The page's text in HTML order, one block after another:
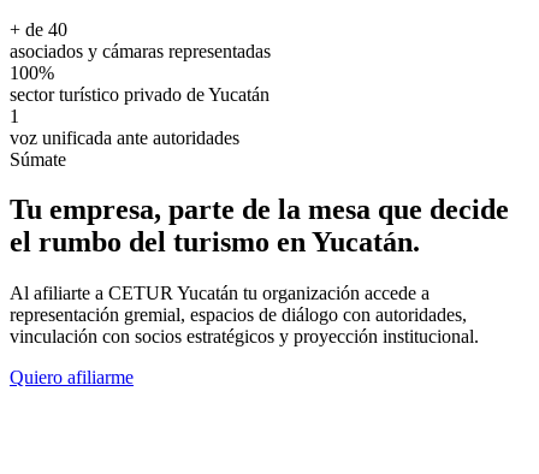
+ de 40
asociados y cámaras representadas
100%
sector turístico privado de Yucatán
1
voz unificada ante autoridades
Súmate
Tu empresa, parte de la mesa que decide
el rumbo del turismo en Yucatán.
Al afiliarte a CETUR Yucatán tu organización accede a
representación gremial, espacios de diálogo con autoridades,
vinculación con socios estratégicos y proyección institucional.
Quiero afiliarme